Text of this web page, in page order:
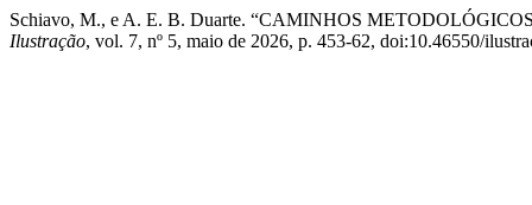
Schiavo, M., e A. E. B. Duarte. “CAMINHOS
Ilustração, vol. 7, nº 5, maio de 2026, p. 453-62, doi:10.46550/